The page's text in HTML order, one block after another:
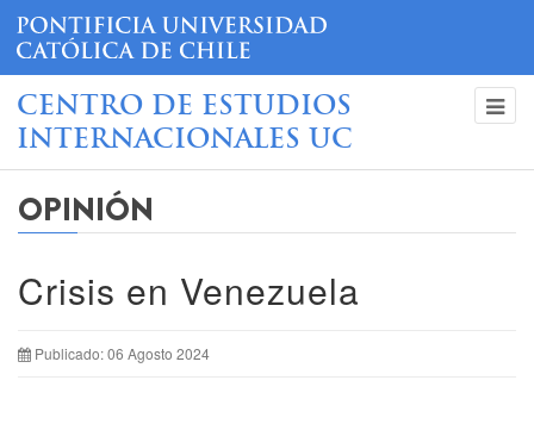
CENTRO DE ESTUDIOS
INTERNACIONALES UC
OPINIÓN
Crisis en Venezuela
Publicado: 06 Agosto 2024